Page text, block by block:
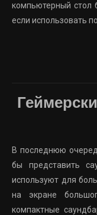
компьютерный стол
если использовать
В последнюю
бы представить
используют для
на экране
компактные